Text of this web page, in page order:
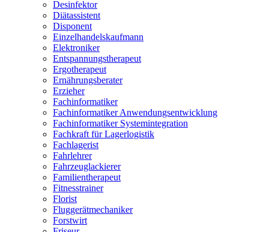
Desinfektor
Diätassistent
Disponent
Einzelhandelskaufmann
Elektroniker
Entspannungstherapeut
Ergotherapeut
Ernährungsberater
Erzieher
Fachinformatiker
Fachinformatiker Anwendungsentwicklung
Fachinformatiker Systemintegration
Fachkraft für Lagerlogistik
Fachlagerist
Fahrlehrer
Fahrzeuglackierer
Familientherapeut
Fitnesstrainer
Florist
Fluggerätmechaniker
Forstwirt